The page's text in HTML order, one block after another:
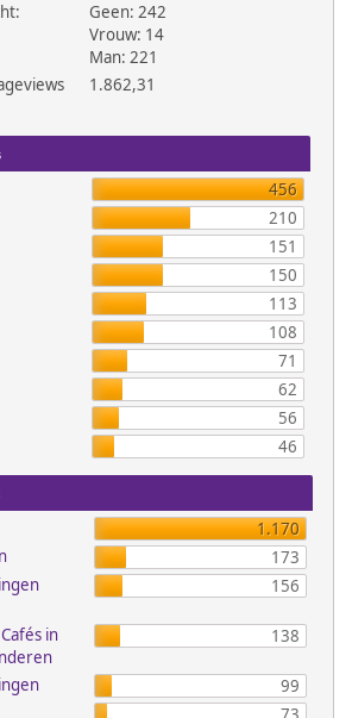
Geen: 242
Vrouw: 14
Man: 221
1.862,31
456
210
151
150
113
108
71
62
56
46
1.170
173
156
in
138
99